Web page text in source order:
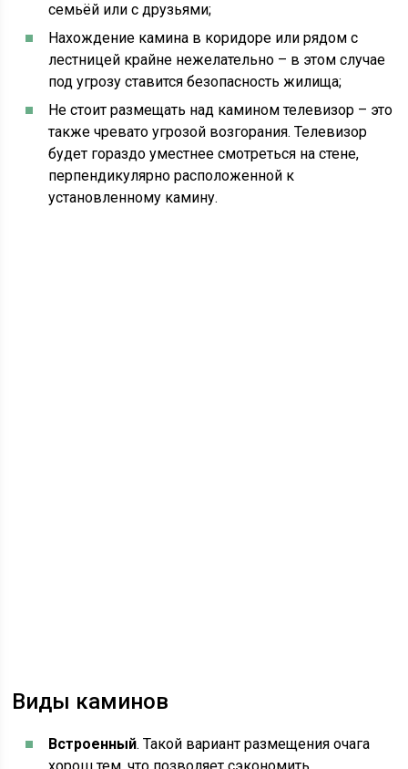
семьёй или с друзьями;
Нахождение камина в коридоре или рядом с
лестницей крайне нежелательно – в этом случае
под угрозу ставится безопасность жилища;
Не стоит размещать над камином телевизор – это
также чревато угрозой возгорания. Телевизор
будет гораздо уместнее смотреться на стене,
перпендикулярно расположенной к
установленному камину.
Виды каминов
Встроенный. Такой вариант размещения очага